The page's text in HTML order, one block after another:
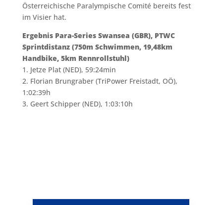
Österreichische Paralympische Comité bereits fest
im Visier hat.
Ergebnis Para-Series Swansea (GBR), PTWC
Sprintdistanz (750m Schwimmen, 19,48km
Handbike, 5km Rennrollstuhl)
1. Jetze Plat (NED), 59:24min
2. Florian Brungraber (TriPower Freistadt, OÖ),
1:02:39h
3. Geert Schipper (NED), 1:03:10h